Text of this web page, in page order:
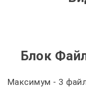
Блок
Максимум - 3